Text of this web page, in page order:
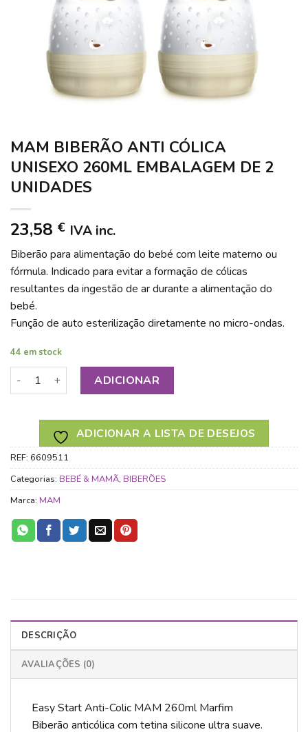
MAM BIBERÃO ANTI CÓLICA
UNISEXO 260ML EMBALAGEM DE 2
UNIDADES
23,58 € IVA inc.
Biberão para alimentação do bebé com leite materno ou
fórmula. Indicado para evitar a formação de cólicas
resultantes da ingestão de ar durante a alimentação do
bebé.
Função de auto esterilização diretamente no micro-ondas.
44 em stock
Quantidade de MAM BIBERÃO ANTI CÓLICA UNISEXO
ADICIONAR
ADICIONAR A LISTA DE DESEJOS
REF: 6609511
Categorias: BEBÉ & MAMÃ, BIBERÕES
Marca: MAM
DESCRIÇÃO
AVALIAÇÕES (0)
Easy Start Anti-Colic MAM 260ml Marfim
Biberão anticólica com tetina silicone ultra suave.